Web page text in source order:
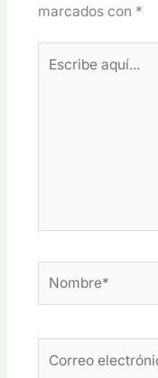
marcados con *
aquí...
electrónico*